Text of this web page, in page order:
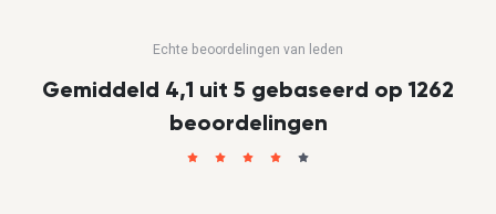
Echte beoordelingen van leden
Gemiddeld 4,1 uit 5 gebaseerd op 1262
beoordelingen